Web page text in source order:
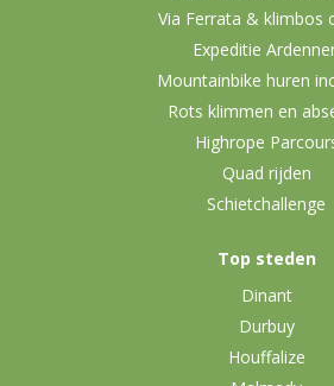
Via Ferrata & klimbos
Expeditie
Mountainbike huren
Rots klimmen en
Highrope
Quad rijden
Schietchallenge
Top steden
Dinant
Durbuy
Houffalize